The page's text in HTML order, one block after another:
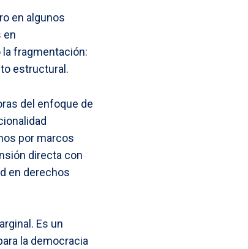
en algunos
en
la fragmentación:
estructural.
del enfoque de
por marcos
directa con
en derechos
Es un
la democracia